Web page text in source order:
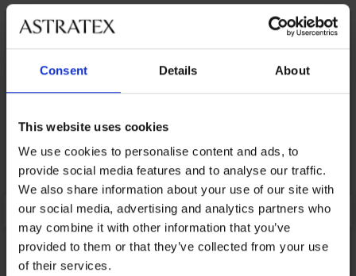
Consent Details About
This website uses cookies
We use cookies to personalise content and ads, to
provide social media features and to analyse our traffic.
We also share information about your use of our site with
our social media, advertising and analytics partners who
may combine it with other information that you’ve
provided to them or that they’ve collected from your use
of their services.
LIMITED LIMITED